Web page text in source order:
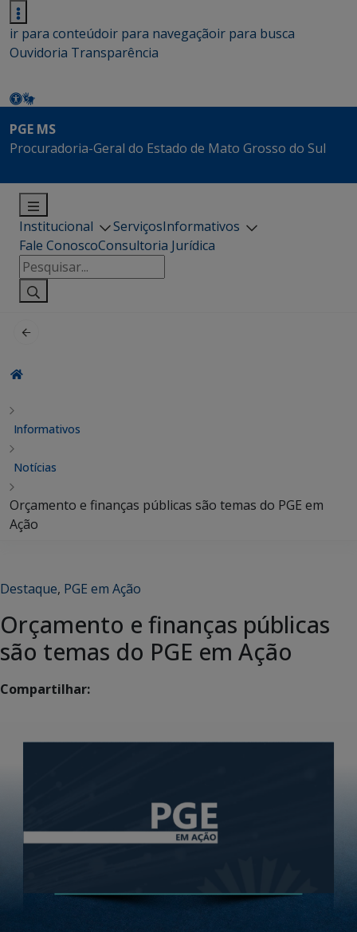
ir para conteúdoir para navegaçãoir para busca
Ouvidoria Transparência
PGE MS
Procuradoria-Geral do Estado de Mato Grosso do Sul
Institucional ServiçosInformativos
Fale ConoscoConsultoria Jurídica
Pesquisar
por:
Informativos
Notícias
Orçamento e finanças públicas são temas do PGE em
Ação
Destaque, PGE em Ação
Orçamento e finanças públicas
são temas do PGE em Ação
Compartilhar: